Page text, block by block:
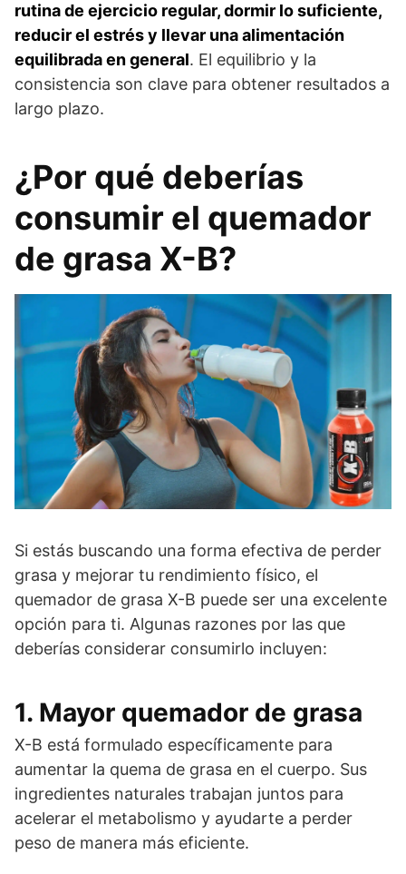
rutina de ejercicio regular, dormir lo suficiente,
reducir el estrés y llevar una alimentación
equilibrada en general. El equilibrio y la
consistencia son clave para obtener resultados a
largo plazo.
¿Por qué deberías
consumir el quemador
de grasa X-B?
Si estás buscando una forma efectiva de perder
grasa y mejorar tu rendimiento físico, el
quemador de grasa X-B puede ser una excelente
opción para ti. Algunas razones por las que
deberías considerar consumirlo incluyen:
1. Mayor quemador de grasa
X-B está formulado específicamente para
aumentar la quema de grasa en el cuerpo. Sus
ingredientes naturales trabajan juntos para
acelerar el metabolismo y ayudarte a perder
peso de manera más eficiente.